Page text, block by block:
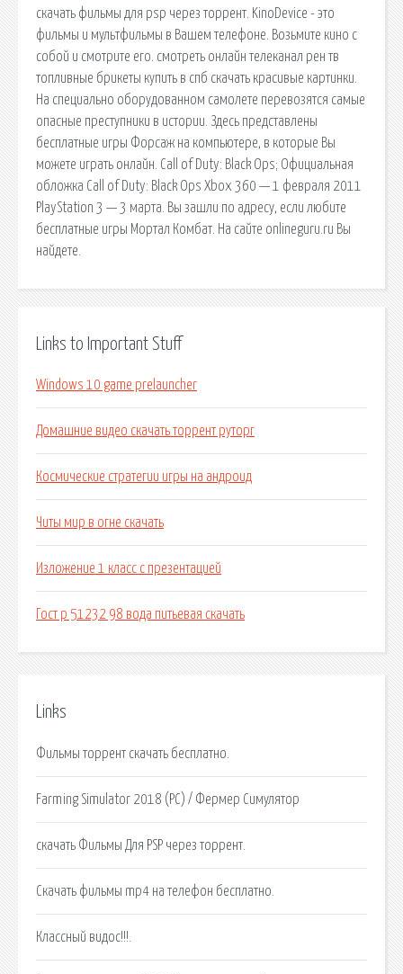
скачать фильмы для psp через торрент. KinoDevice - это
фильмы и мультфильмы в Вашем телефоне. Возьмите кино с
собой и смотрите его. смотреть онлайн телеканал рен тв
топливные брикеты купить в спб скачать красивые картинки.
На специально оборудованном самолете перевозятся самые
опасные преступники в истории. Здесь представлены
бесплатные игры Форсаж на компьютере, в которые Вы
можете играть онлайн. Call of Duty: Black Ops; Официальная
обложка Call of Duty: Black Ops Xbox 360 — 1 февраля 2011
PlayStation 3 — 3 марта. Вы зашли по адресу, если любите
бесплатные игры Мортал Комбат. На сайте onlineguru.ru Вы
найдете.
Links to Important Stuff
Windows 10 game prelauncher
Домашние видео скачать торрент руторг
Космические стратегии игры на андроид
Читы мир в огне скачать
Изложение 1 класс с презентацией
Гост р 51232 98 вода питьевая скачать
Links
Фильмы торрент скачать бесплатно.
Farming Simulator 2018 (PC) / Фермер Симулятор
скачать Фильмы Для PSP через торрент.
Скачать фильмы mp4 на телефон бесплатно.
Классный видос!!!.